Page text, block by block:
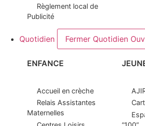
Règlement local de
Publicité
Quotidien Fermer Quotidien
ENFANCE
Accueil en crèche
Relais Assistantes
Maternelles